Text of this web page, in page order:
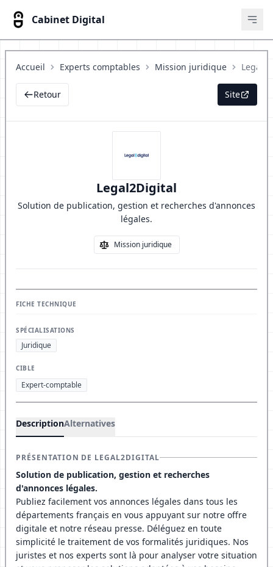
Cabinet Digital
Accueil Experts comptables Mission juridique
Retour Site
Legal2Digital
Solution de publication, gestion et recherches d'annonces
légales.
Mission juridique
FICHE TECHNIQUE
SPÉCIALISATIONS
Juridique
CIBLE
Expert-comptable
DescriptionAlternatives
PRÉSENTATION DE LEGAL2DIGITAL
Solution de publication, gestion et recherches
d'annonces légales.
Publiez facilement vos annonces légales dans tous les
départements français en vous appuyant sur notre offre
digitale et notre réseau presse. Déléguez en toute
simplicité le traitement de vos formalités juridiques. Nos
juristes et nos experts sont là pour analyser votre situation